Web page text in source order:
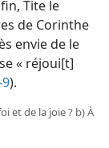
Tite le
de Corinthe
envie de le
« réjoui[t]
).
et de la joie ? b) À